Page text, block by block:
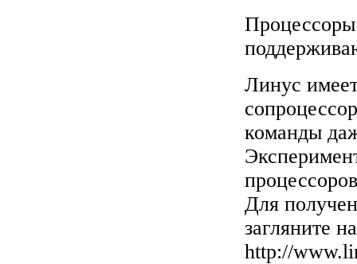
Линус
команды
Для
загляните
http://